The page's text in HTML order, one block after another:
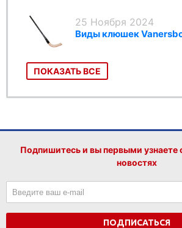
25 Ноября 2024
Виды клюшек
ПОКАЗАТЬ ВСЕ
Подпишитесь и вы первыми узнаете
новостях
ПОДПИСАТЬСЯ